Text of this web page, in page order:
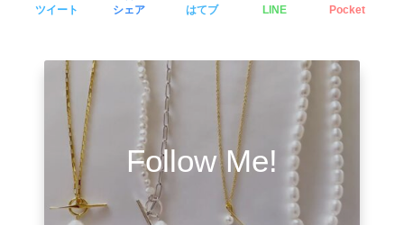
ツイート シェア はてブ LINE Pocket
Follow Me!